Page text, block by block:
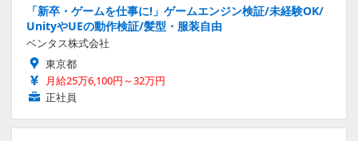
「新卒・ゲームを仕事に!」ゲームエンジン検証/未経験OK/
UnityやUEの動作検証/髪型・服装自由
ベンタス株式会社
東京都
月給25万6,100円～32万円
正社員